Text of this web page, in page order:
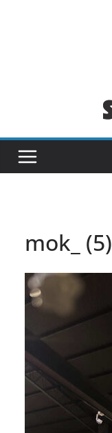
mok_ (5)